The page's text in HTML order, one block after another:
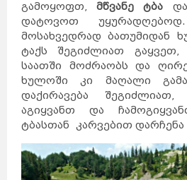
გამოყოფთ,მწვანე ტბა
დატოვოთ
მოსახვედრად ბათუმიდან
ტაქს შეგიძლიათ
საათში მოძრაობს და
ხულოში კი მაღალი
დაქირავება
აგიყვანთ და
ტბასთან კარვებით